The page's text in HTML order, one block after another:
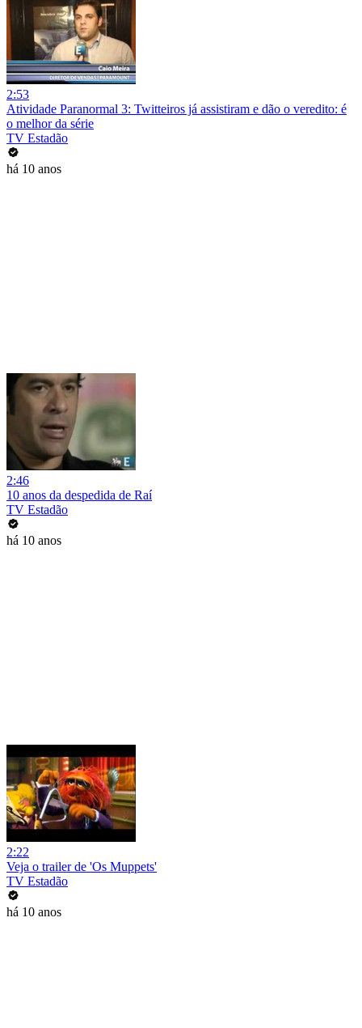
2:53
Atividade Paranormal 3: Twitteiros já assistiram e dão o veredito: é
o melhor da série
TV Estadão
há 10 anos
2:46
10 anos da despedida de Raí
TV Estadão
há 10 anos
2:22
Veja o trailer de 'Os Muppets'
TV Estadão
há 10 anos